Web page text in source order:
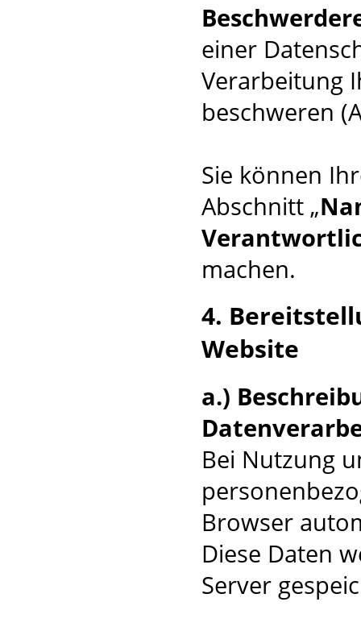
einer
Verarbeitung
beschweren
Sie können
Abschnitt „
machen.
4.
Website
a.)
Bei Nutzung
Browser
Diese Daten
Server